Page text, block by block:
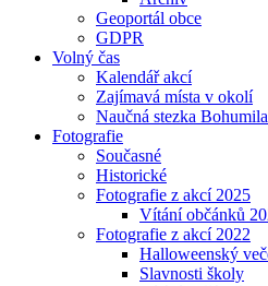
Geoportál obce
GDPR
Volný čas
Kalendář akcí
Zajímavá místa v okolí
Naučná stezka
Fotografie
Současné
Historické
Fotografie z akcí 2025
Vítání občánků
Fotografie z akcí 2022
Halloweenský
Slavnosti školy